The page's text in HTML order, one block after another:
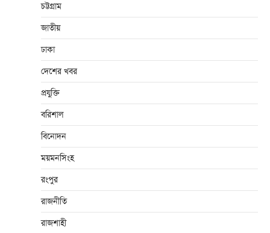
চট্টগ্রাম
জাতীয়
ঢাকা
দেশের খবর
প্রযুক্তি
বরিশাল
বিনোদন
ময়মনসিংহ
রংপুর
রাজনীতি
রাজশাহী